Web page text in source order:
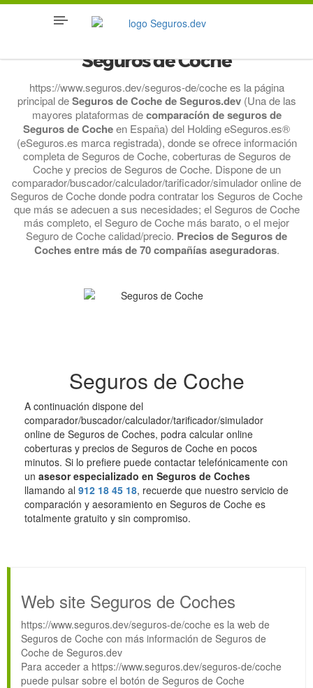
Seguros de Coche
https://www.seguros.dev/seguros-de/coche es la página
principal deSeguros de Coche de Seguros.dev(Una de las
mayores plataformas decomparacíón de seguros de
Seguros de Cocheen España) del Holding eSeguros.es®
(eSeguros.es marca registrada), donde se ofrece información
completa de Seguros de Coche, coberturas de Seguros de
Coche y precios de Seguros de Coche. Dispone de un
comparador/buscador/calculador/tarificador/simulador online de
Seguros de Coche donde podra contratar los Seguros de Coche
que más se adecuen a sus necesidades; el Seguros de Coche
más completo, el Seguro de Coche más barato, o el mejor
Seguro de Coche calidad/precio. Precios de Seguros de
Coches entre más de 70 compañías aseguradoras.
Seguros de Coche
A continuación dispone del
comparador/buscador/calculador/tarificador/simulador
online de Seguros de Coches, podra calcular online
coberturas y precios de Seguros de Coche en pocos
minutos. Si lo prefiere puede contactar telefónicamente con
un asesor especializado en Seguros de Coches
llamando al 912 18 45 18, recuerde que nuestro servicio de
comparación y aesoramiento en Seguros de Coche es
totalmente gratuito y sin compromiso.
Web site Seguros de Coches
https://www.seguros.dev/seguros-de/coche es la web de
Seguros de Coche con más información de Seguros de
Coche de Seguros.dev
Para acceder a https://www.seguros.dev/seguros-de/coche
puede pulsar sobre el botón de Seguros de Coche